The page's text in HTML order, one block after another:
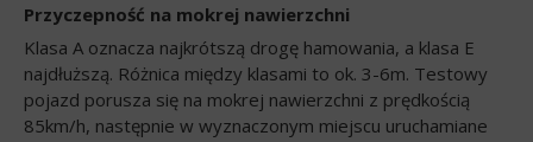
Przyczepność na mokrej nawierzchni
Klasa A oznacza najkrótszą drogę hamowania, a klasa E
najdłuższą. Różnica między klasami to ok. 3-6m. Testowy
pojazd porusza się na mokrej nawierzchni z prędkością
85km/h, następnie w wyznaczonym miejscu uruchamiane